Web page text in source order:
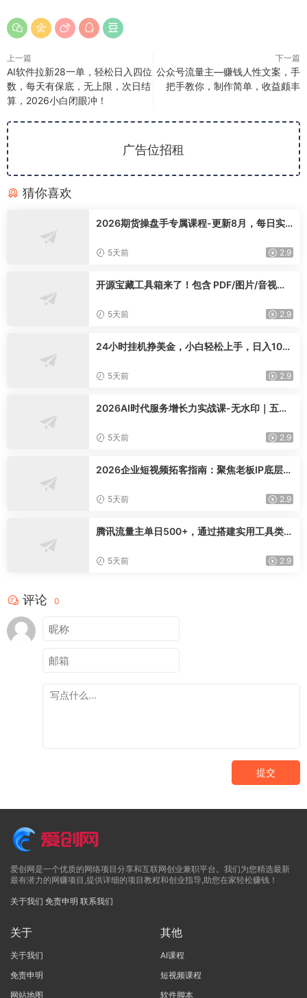
上一篇
AI软件拉新28一单，轻松日入四位
数，每天有保底，无上限，次日结
算，2026小白闭眼冲！
下一篇
公众号流量主—赚钱人性文案，手
把手教你，制作简单，收益颇丰
广告位招租
猜你喜欢
2026期货操盘手专属课程-更新8月，每日实
5天前 2.9
开源宝藏工具箱来了！包含 PDF/图片/音视频/
knit-desktop
5天前 2.9
24小时挂机挣美金，小白轻松上手，日入100
5天前 2.9
2026AI时代服务增长力实战课-无水印｜五力
卷实现长效业绩增长
5天前 2.9
2026企业短视频拓客指南：聚焦老板IP底层逻
交完整获客链路
5天前 2.9
腾讯流量主单日500+，通过搭建实用工具类小
5天前 2.9
评论 0
提交
爱创网是一个优质的网络项目分享和互联网创业兼职平台。我们为您精选最新
最有潜力的网赚项目,提供详细的项目教程和创业指导,助您在家轻松赚钱！
关于我们 免责申明 联系我们
关于
关于我们
免责申明
网站地图
其他
AI课程
短视频课程
软件脚本